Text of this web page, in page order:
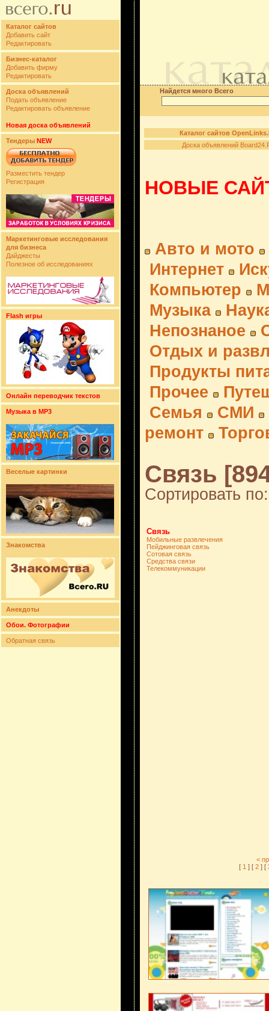
Каталог сайтов
Добавить сайт
Редактировать
Бизнес-каталог
Добавить фирму
Редактировать
Доска объявлений
Подать объявление
Редактировать объявление
Новая доска объявлений
Тендеры NEW
Разместить тендер
Регистрация
Маркетинговые исследования
для бизнеса
Дайджесты
Полезное об исследованиях
Flash игры
Онлайн переводчик текстов
Музыка в MP3
Веселые картинки
Знакомства
Анекдоты
Обои. Фотографии
Обратная связь
Найдется много Всего
Каталог сайтов
Доска объявлений
НОВЫЕ
Авто и мото
Интернет
Компьютер
Музыка
Непознаное
Отдых и
Продукты
Прочее
Семья
СМИ
ремонт
Связь
Сортировать
Связь
Мобильные развлечения
Пейджинговая связь
Сотовая связь
Средства связи
Телекоммуникации
<
[1 ] [2 ] [